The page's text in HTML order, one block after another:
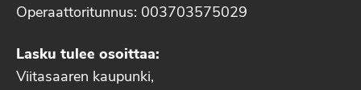
Operaattoritunnus: 003703575029
Lasku tulee osoittaa:
Viitasaaren kaupunki,